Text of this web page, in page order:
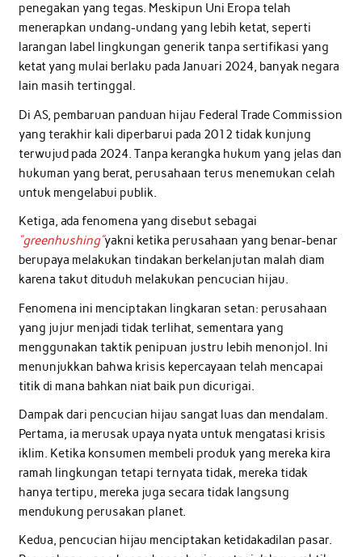
penegakan yang tegas. Meskipun Uni Eropa telah
menerapkan undang-undang yang lebih ketat, seperti
larangan label lingkungan generik tanpa sertifikasi yang
ketat yang mulai berlaku pada Januari 2024, banyak negara
lain masih tertinggal.
Di AS, pembaruan panduan hijau Federal Trade Commission
yang terakhir kali diperbarui pada 2012 tidak kunjung
terwujud pada 2024. Tanpa kerangka hukum yang jelas dan
hukuman yang berat, perusahaan terus menemukan celah
untuk mengelabui publik.
Ketiga, ada fenomena yang disebut sebagai
“greenhushing”yakni ketika perusahaan yang benar-benar
berupaya melakukan tindakan berkelanjutan malah diam
karena takut dituduh melakukan pencucian hijau.
Fenomena ini menciptakan lingkaran setan: perusahaan
yang jujur menjadi tidak terlihat, sementara yang
menggunakan taktik penipuan justru lebih menonjol. Ini
menunjukkan bahwa krisis kepercayaan telah mencapai
titik di mana bahkan niat baik pun dicurigai.
Dampak dari pencucian hijau sangat luas dan mendalam.
Pertama, ia merusak upaya nyata untuk mengatasi krisis
iklim. Ketika konsumen membeli produk yang mereka kira
ramah lingkungan tetapi ternyata tidak, mereka tidak
hanya tertipu, mereka juga secara tidak langsung
mendukung perusakan planet.
Kedua, pencucian hijau menciptakan ketidakadilan pasar.